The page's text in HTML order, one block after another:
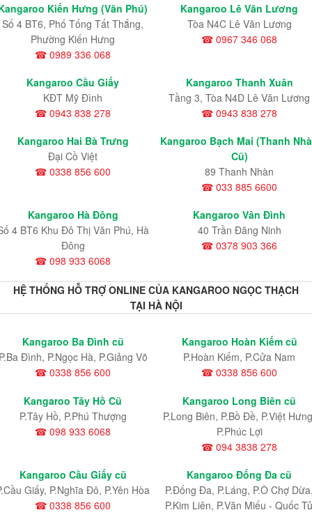
Kiến Hưng (Văn Phú)
Số 4 BT6, Phố Tống Tất Thắng,
Phường Kiến Hưng
☎ 0989 336 068
Kangaroo Lê Văn Lương
Tòa N4C Lê Văn Lương
☎ 0967 346 068
Kangaroo Cầu Giấy
KĐT Mỹ Đình
☎ 0943 838 278
Kangaroo Thanh Xuân
Tầng 3, Tòa N4D Lê Văn Lương
☎ 0943 838 278
Kangaroo Hai Bà Trưng
Đại Cồ Việt
☎ 0338 856 600
Kangaroo Bạch Mai (Thanh
Cũ)
89 Thanh Nhàn
☎ 033 885 6600
Kangaroo Hà Đông
4 BT6 Khu Đô Thị Văn Phú, Hà
Đông
☎ 098 933 6068
Kangaroo Vân Đình
40 Trần Đăng Ninh
☎ 0378 903 366
HỆ THỐNG HỖ TRỢ ONLINE CỦA KANGAROO NGỌC THẠCH
TẠI HÀ NỘI
Kangaroo Ba Đình cũ
Đình, P.Ngọc Hà, P.Giảng Võ
☎ 0338 856 600
Kangaroo Hoàn Kiếm cũ
P.Hoàn Kiếm, P.Cửa Nam
☎ 0338 856 600
Kangaroo Tây Hồ Cũ
P.Tây Hồ, P.Phú Thượng
☎ 098 933 6068
Kangaroo Long Biên cũ
P.Long Biên, P.Bồ Đề, P.Việt
P.Phúc Lợi
☎ 094 3838 278
Kangaroo Cầu Giấy cũ
Giấy, P.Nghĩa Đô, P.Yên Hòa
☎ 0338 856 600
Kangaroo Đống Đa cũ
P.Đống Đa, P.Láng, P.Ô Chợ
P.Kim Liên, P.Văn Miếu - Quốc